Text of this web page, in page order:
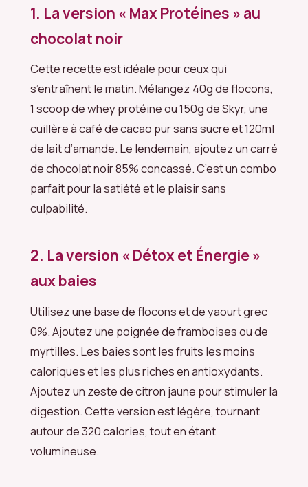
1. La version « Max Protéines » au
chocolat noir
Cette recette est idéale pour ceux qui
s’entraînent le matin. Mélangez 40g de flocons,
1 scoop de whey protéine ou 150g de Skyr, une
cuillère à café de cacao pur sans sucre et 120ml
de lait d’amande. Le lendemain, ajoutez un carré
de chocolat noir 85% concassé. C’est un combo
parfait pour la satiété et le plaisir sans
culpabilité.
2. La version « Détox et Énergie »
aux baies
Utilisez une base de flocons et de yaourt grec
0%. Ajoutez une poignée de framboises ou de
myrtilles. Les baies sont les fruits les moins
caloriques et les plus riches en antioxydants.
Ajoutez un zeste de citron jaune pour stimuler la
digestion. Cette version est légère, tournant
autour de 320 calories, tout en étant
volumineuse.